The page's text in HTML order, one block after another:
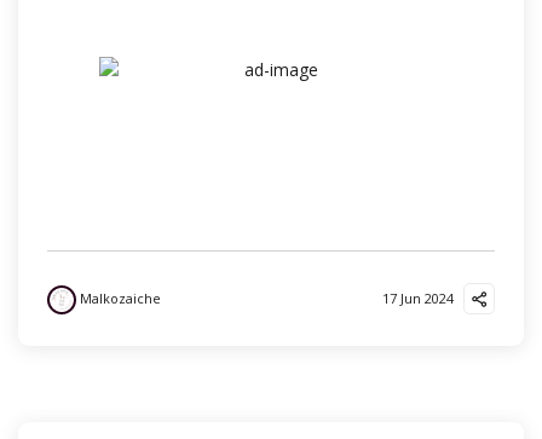
Malkozaiche 17 Jun 2024